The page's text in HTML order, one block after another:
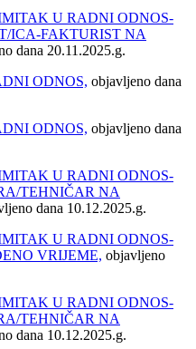
U RADNI ODNOS-
ICA-FAKTURIST NA
dana 20.11.2025.g.
ODNOS, objavljeno dana
ODNOS, objavljeno dana
U RADNI ODNOS-
TEHNIČAR NA
dana 10.12.2025.g.
U RADNI ODNOS-
VRIJEME, objavljeno
U RADNI ODNOS-
TEHNIČAR NA
dana 10.12.2025.g.